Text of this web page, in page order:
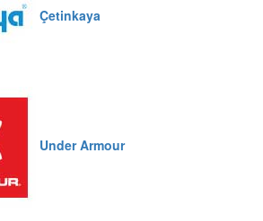
Çetinkaya
Under Armour